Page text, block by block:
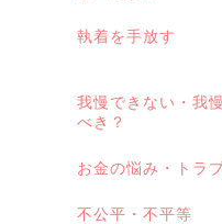
執着を手放す
我慢できない・我
べき？
お金の悩み・トラ
不公平・不平等